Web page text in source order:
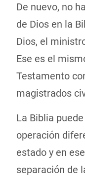
De nuevo, no
de Dios en la
Dios, el
Ese es el
Testamento
magistrados
La Biblia
operación
estado y en
separación de